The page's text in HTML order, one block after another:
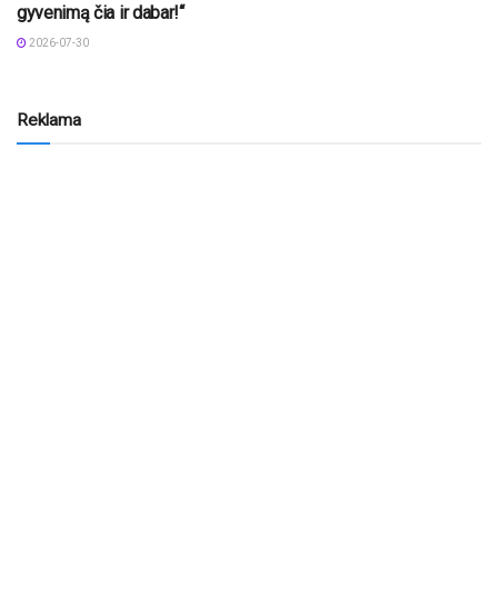
gyvenimą čia ir dabar!“
2026-07-30
Reklama